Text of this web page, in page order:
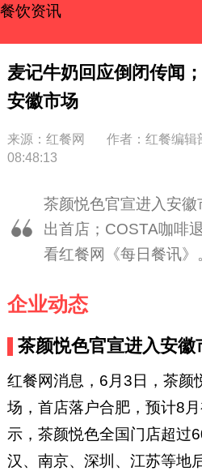
餐饮资讯
麦记牛奶回应倒闭传闻
安徽市场
来源：红餐网 作者：红餐编辑
08:48:13
茶颜悦色官宣进入安
出首店；COSTA咖啡
看红餐网《每日餐讯》
企业动态
茶颜悦色官宣进入安徽
红餐网消息，6月3日，茶颜
场，首店落户合肥，预计8
示，茶颜悦色全国门店超过
汉、南京、深圳、江苏等地